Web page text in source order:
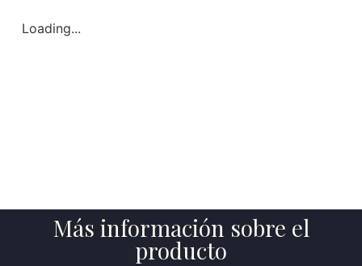
Loading...
Más información sobre el
producto